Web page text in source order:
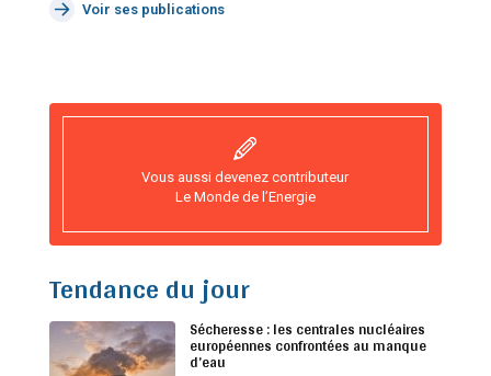
Voir ses publications
Vous aussi devenez contributeur
Le Monde de l’Energie
Tendance du jour
Sécheresse : les centrales nucléaires
européennes confrontées au manque
d’eau